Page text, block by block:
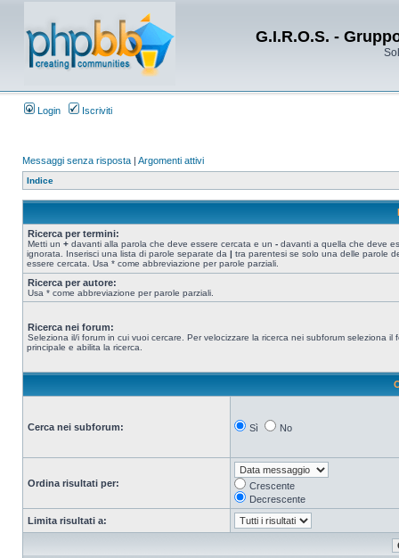
G.I.R.O.S. -
Login Iscriviti
Messaggi senza risposta | Argomenti attivi
Indice
Ricerca per termini:
Metti un + davanti alla parola che deve essere cercata e un - davanti a quella che deve
ignorata. Inserisci una lista di parole separate da | tra parentesi se solo una delle parole
essere cercata. Usa * come abbreviazione per parole parziali.
Ricerca per autore:
Usa * come abbreviazione per parole parziali.
Ricerca nei forum:
Seleziona il/i forum in cui vuoi cercare. Per velocizzare la ricerca nei subforum seleziona il
principale e abilita la ricerca.
Cerca nei subforum: Sì No
Ordina risultati per:
Crescente
Decrescente
Limita risultati a: